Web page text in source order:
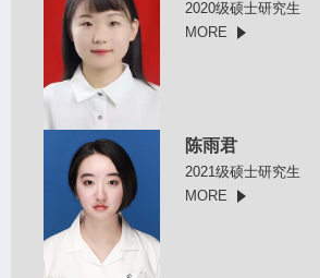
2020级硕士研究生
MORE
陈雨君
2021级硕士研究生
MORE